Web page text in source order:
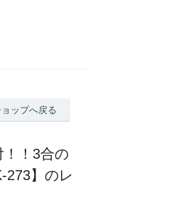
ョップへ戻る
！3合の
273】のレ